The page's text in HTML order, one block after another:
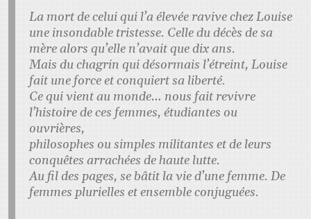
La mort de celui qui l’a élevée ravive chez Louise
une insondable tristesse. Celle du décès de sa
mère alors qu’elle n’avait que dix ans.
Mais du chagrin qui désormais l’étreint, Louise
fait une force et conquiert sa liberté.
Ce qui vient au monde… nous fait revivre
l’histoire de ces femmes, étudiantes ou
ouvrières,
philosophes ou simples militantes et de leurs
conquêtes arrachées de haute lutte.
Au fil des pages, se bâtit la vie d’une femme. De
femmes plurielles et ensemble conjuguées.